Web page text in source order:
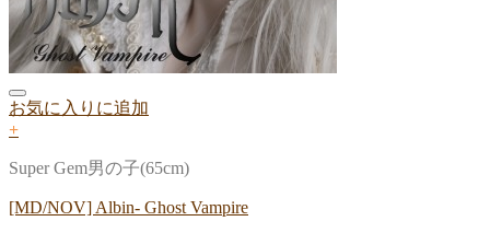
お気に入りに追加
+
Super Gem男の子(65cm)
[MD/NOV] Albin- Ghost Vampire